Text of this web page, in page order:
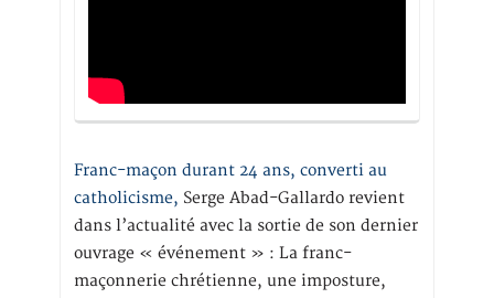
Franc-maçon durant 24 ans, converti au
catholicisme, Serge Abad-Gallardo revient
dans l’actualité avec la sortie de son dernier
ouvrage « événement » : La franc-
maçonnerie chrétienne, une imposture,